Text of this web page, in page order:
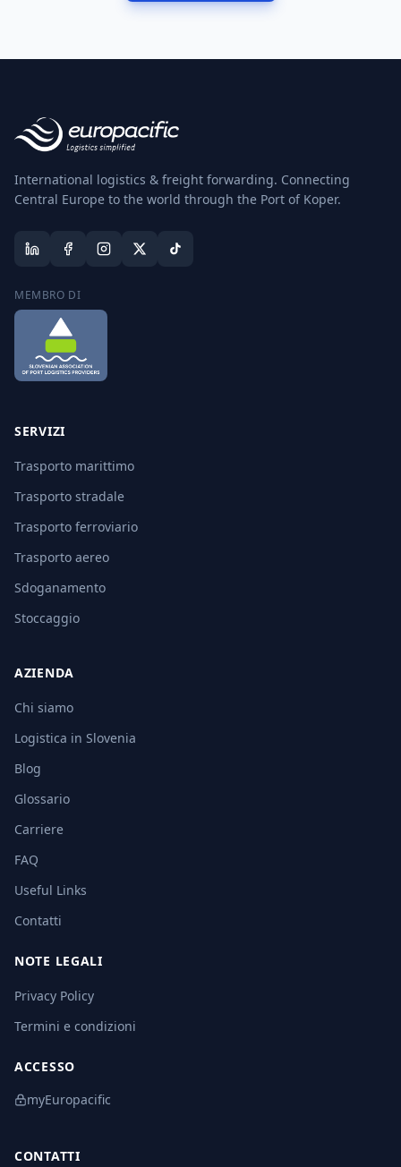
International logistics & freight forwarding. Connecting
Central Europe to the world through the Port of Koper.
MEMBRO DI
SERVIZI
Trasporto marittimo
Trasporto stradale
Trasporto ferroviario
Trasporto aereo
Sdoganamento
Stoccaggio
AZIENDA
Chi siamo
Logistica in Slovenia
Blog
Glossario
Carriere
FAQ
Useful Links
Contatti
NOTE LEGALI
Privacy Policy
Termini e condizioni
ACCESSO
myEuropacific
CONTATTI